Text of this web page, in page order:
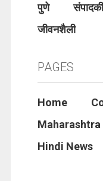
पुणे
जीवनशैली
PAGES
Home
Maharashtra
Hindi News